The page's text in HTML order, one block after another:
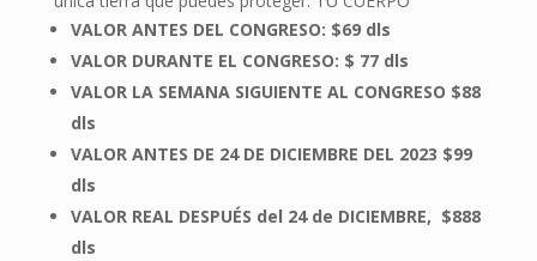
VALOR ANTES DEL CONGRESO: $69 dls
VALOR DURANTE EL CONGRESO: $ 77 dls
VALOR LA SEMANA SIGUIENTE AL CONGRESO $88
dls
VALOR ANTES DE 24 DE DICIEMBRE DEL 2023 $99
dls
VALOR REAL DESPUÉS del 24 de DICIEMBRE, $888
dls